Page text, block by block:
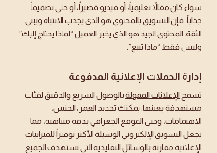
سواء كان مقالاً تعليمياً، أو فيديو قصيراً، أو حتى تصميماً
جذاباً، فإن التسويق بالمحتوى هو الذي يجذب الانتباه ويبني
الثقة. المحتوى الجيد هو الذي يخبر العميل “لماذا يحتاج إليك”
وليس فقط “ماذا تبيع”.
إدارة الحملات الإعلانية المدفوعة
تسمح الإعلانات الممولةبالوصول السريع والدقيق لفئات
مستهدفة بعينها. يمكنك تحديد العمر، الجنس،
الاهتمامات، وحتى الموقع الجغرافي بدقة متناهية، مما
يجعل التسويق الإلكتروني الوسيلة الأكثر توفيراً للميزانيات
الإعلانية مقارنة بالوسائل التقليدية التي تستهدف الجميع